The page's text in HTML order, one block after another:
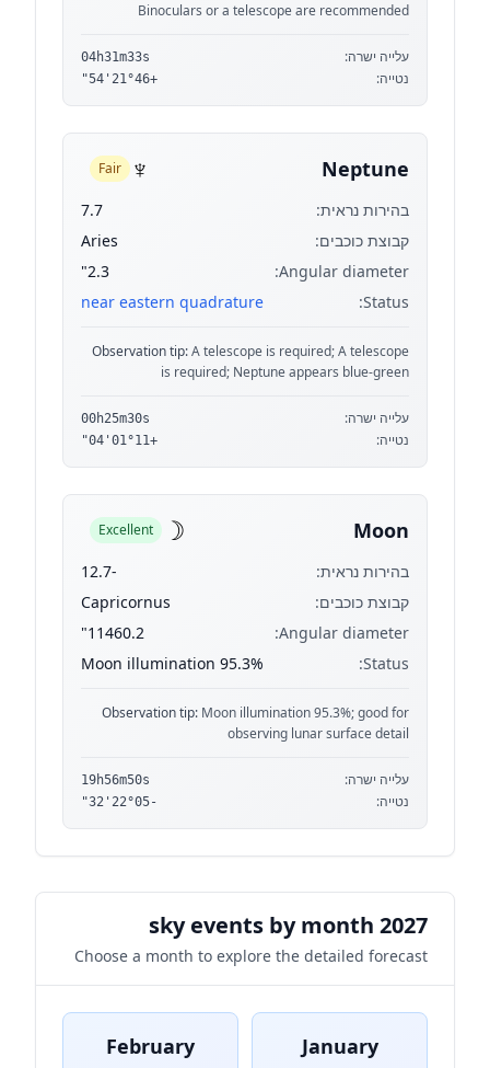
Binoculars or a telescope are recommended
עלייה ישרה: 04h31m33s
נטייה: +21°46'54"
Neptune
♆
Fair
בהירות נראית:
7.7
קבוצת כוכבים:
Aries
Angular diameter:
2.3"
Status:
near eastern quadrature
Observation tip:A telescope is required; A telescope
is required; Neptune appears blue-green
עלייה ישרה: 00h25m30s
נטייה: +01°11'04"
Moon
☽
Excellent
בהירות נראית:
-12.7
קבוצת כוכבים:
Capricornus
Angular diameter:
11460.2"
Status:
Moon illumination 95.3%
Observation tip: Moon illumination 95.3%; good for
observing lunar surface detail
עלייה ישרה: 19h56m50s
נטייה: -22°05'32"
2027 sky events by month
Choose a month to explore the detailed forecast
January
February